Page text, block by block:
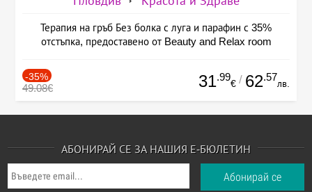
Терапия на гръб Без болка с луга и парафин с 35%
отстъпка, предоставено от Beauty and Relax room
-35%
49.08€ 31.99
€ / 62.57
лв.
АБОНИРАЙ СЕ ЗА НАШИЯ Е-БЮЛЕТИН